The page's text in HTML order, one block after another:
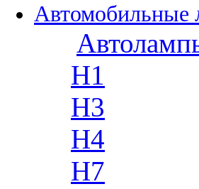
Автомобильные
H1
H3
H4
H7